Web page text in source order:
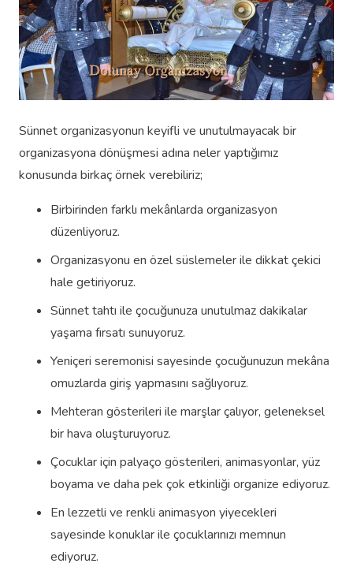
Sünnet organizasyonun keyifli ve unutulmayacak bir
organizasyona dönüşmesi adına neler yaptığımız
konusunda birkaç örnek verebiliriz;
Birbirinden farklı mekânlarda organizasyon
düzenliyoruz.
Organizasyonu en özel süslemeler ile dikkat çekici
hale getiriyoruz.
Sünnet tahtı ile çocuğunuza unutulmaz dakikalar
yaşama fırsatı sunuyoruz.
Yeniçeri seremonisi sayesinde çocuğunuzun mekâna
omuzlarda giriş yapmasını sağlıyoruz.
Mehteran gösterileri ile marşlar çalıyor, geleneksel
bir hava oluşturuyoruz.
Çocuklar için palyaço gösterileri, animasyonlar, yüz
boyama ve daha pek çok etkinliği organize ediyoruz.
En lezzetli ve renkli animasyon yiyecekleri
sayesinde konuklar ile çocuklarınızı memnun
ediyoruz.